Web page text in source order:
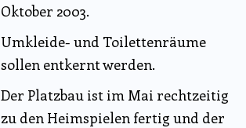
Oktober 2003.
Umkleide- und Toilettenräume
sollen entkernt werden.
Der Platzbau ist im Mai rechtzeitig
zu den Heimspielen fertig und der